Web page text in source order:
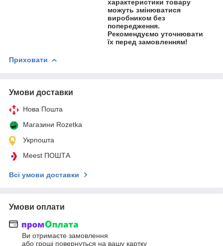
характеристики товару
можуть змінюватися
виробником без
попередження.
Рекомендуємо уточнювати
їх перед замовленням!
Приховати
Умови доставки
Нова Пошта
Магазини Rozetka
Укрпошта
Meest ПОШТА
Всі умови доставки
Умови оплати
Ви отримаєте замовлення
або гроші повернуться на вашу картку